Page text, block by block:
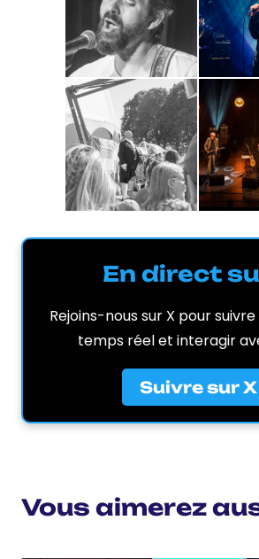
En direct
Rejoins-nous sur X pour
temps réel et interagir
Suivre sur X
Vous aimerez